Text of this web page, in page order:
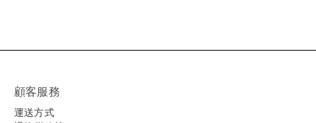
顧客服務
運送方式